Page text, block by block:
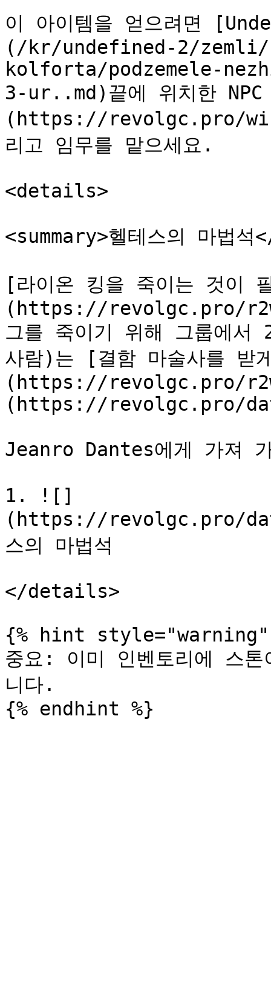
이 아이템을 얻으려면
(/kr/undefined-2/
kolforta/podzemele-
3-ur..md)끝에 위치한
(https://revolgc.pro/
리고 임무를 맡으세요.
<details>
<summary>헬테스의 마법석
[라이온 킹을 죽이는 것이
(https://revolgc.pro/
그를 죽이기 위해 그룹에서
사람)는 [결함 마술사를 받
(https://revolgc.pro/
(https://revolgc.pro/
Jeanro Dantes에게 가져
1. ![]
(https://revolgc.pro/
스의 마법석
</details>
{% hint style="warning"
중요: 이미 인벤토리에 스
니다.